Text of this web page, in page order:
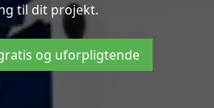
til dit projekt.
og uforpligtende